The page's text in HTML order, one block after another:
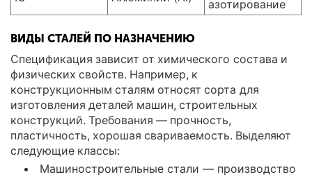
азотирование
ВИДЫ СТАЛЕЙ ПО НАЗНАЧЕНИЮ
Спецификация зависит от химического состава и
физических свойств. Например, к
конструкционным сталям относят сорта для
изготовления деталей машин, строительных
конструкций. Требования — прочность,
пластичность, хорошая свариваемость. Выделяют
следующие классы:
Машиностроительные стали — производство